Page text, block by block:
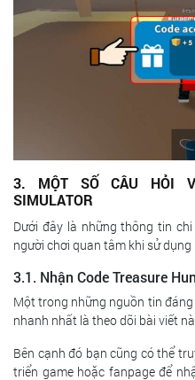
3. MỘT SỐ CÂU HỎI
SIMULATOR
Dưới đây là những thông tin
người chơi quan tâm khi sử
3.1. Nhận Code Treasure
Một trong những nguồn tin
nhanh nhất là theo dõi bài viết
Bên cạnh đó bạn cũng có thể
triển game hoặc fanpage để